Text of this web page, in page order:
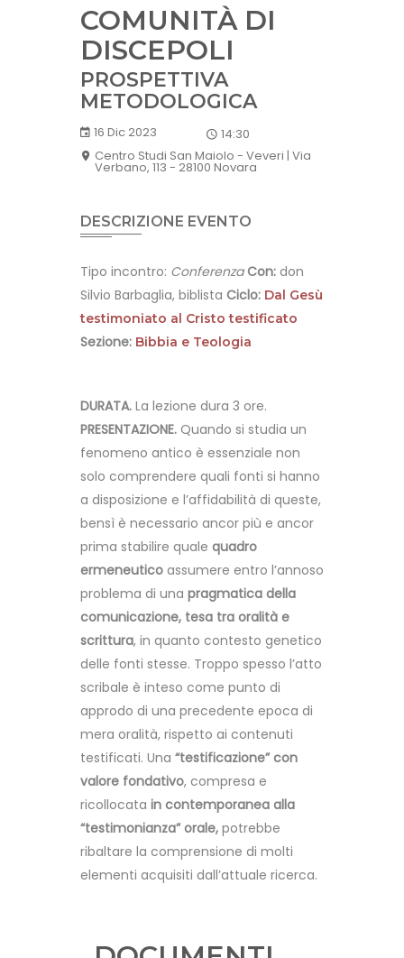
COMUNITÀ DI
DISCEPOLI
PROSPETTIVA
METODOLOGICA
16 Dic 2023
14:30
Centro Studi San Maiolo - Veveri | Via
Verbano, 113 - 28100 Novara
DESCRIZIONE EVENTO
Tipo incontro: Conferenza Con: don
Silvio Barbaglia, biblista Ciclo: Dal Gesù
testimoniato al Cristo testificato
Sezione: Bibbia e Teologia
DURATA. La lezione dura 3 ore.
PRESENTAZIONE. Quando si studia un
fenomeno antico è essenziale non
solo comprendere quali fonti si hanno
a disposizione e l’affidabilità di queste,
bensì è necessario ancor più e ancor
prima stabilire quale quadro
ermeneutico assumere entro l’annoso
problema di una pragmatica della
comunicazione, tesa tra oralità e
scrittura, in quanto contesto genetico
delle fonti stesse. Troppo spesso l’atto
scribale è inteso come punto di
approdo di una precedente epoca di
mera oralità, rispetto ai contenuti
testificati. Una “testificazione” con
valore fondativo, compresa e
ricollocata in contemporanea alla
“testimonianza” orale, potrebbe
ribaltare la comprensione di molti
elementi acquisiti dall’attuale ricerca.